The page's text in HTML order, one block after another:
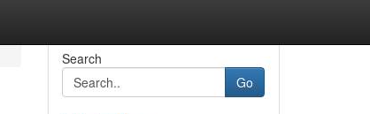
Search
Go